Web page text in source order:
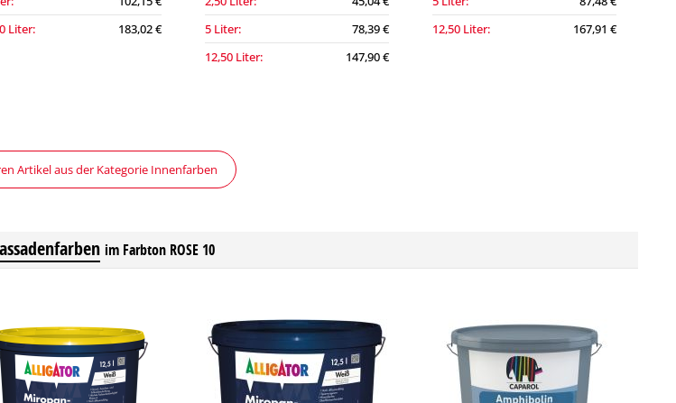
Liter:
183,02 €
5 Liter:
78,39 €
12,50 Liter:
147,90 €
12,50 Liter:
167,91 €
Artikel aus der Kategorie Innenfarben
im Farbton ROSE 10